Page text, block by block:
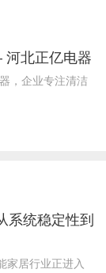
北正亿电器
，企业专注清洁
系统稳定性到
家居行业正进入